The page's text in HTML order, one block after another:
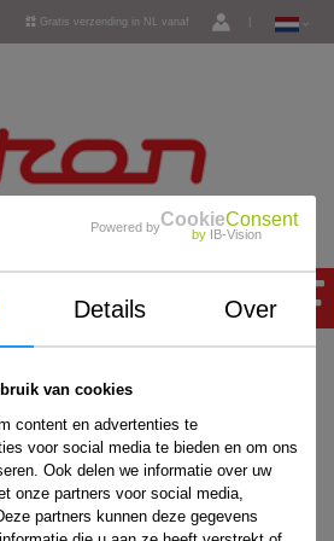
Gratis verzending in NL vanaf
Powered byCookieConsent
by IB-Vision
Details Over
van cookies
content en advertenties te
voor social media te bieden en om ons
Ook delen we informatie over uw
onze partners voor social media,
partners kunnen deze gegevens